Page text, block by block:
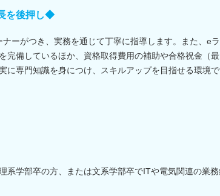
を後押し◆
ーがつき、実務を通じて丁寧に指導します。また、e
完備しているほか、資格取得費用の補助や合格祝金（
に専門知識を身につけ、スキルアップを目指せる環境で
系学部卒の方、または文系学部卒でITや電気関連の業